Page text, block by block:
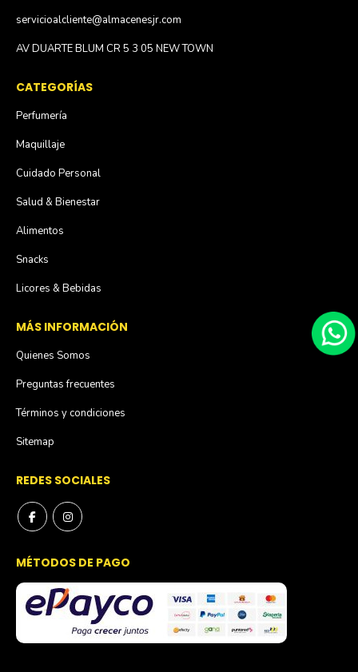
servicioalcliente@almacenesjr.com
AV DUARTE BLUM CR 5 3 05 NEW TOWN
CATEGORÍAS
Perfumería
Maquillaje
Cuidado Personal
Salud & Bienestar
Alimentos
Snacks
Licores & Bebidas
MÁS INFORMACIÓN
Quienes Somos
Preguntas frecuentes
Términos y condiciones
Sitemap
REDES SOCIALES
MÉTODOS DE PAGO